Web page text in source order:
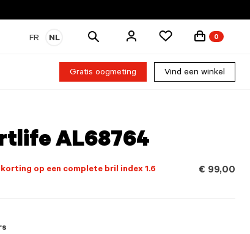
FR NL
Zoek
0
Gratis oogmeting Vind een winkel
AL68764
korting op een complete bril index 1.6 € 99,00